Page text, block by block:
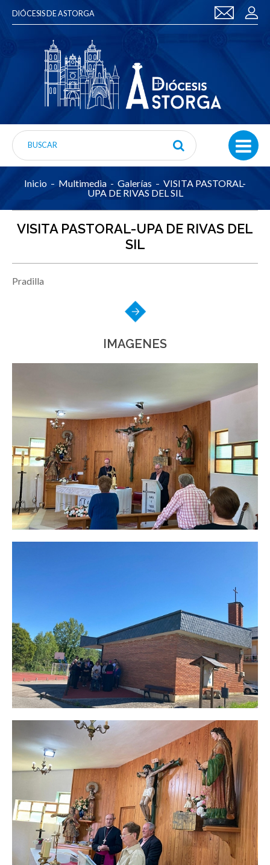
DIÓCESIS DE ASTORGA
Inicio Multimedia Galerías
VISITA PASTORAL-
UPA DE RIVAS DEL SIL
VISITA PASTORAL-UPA DE RIVAS DEL
SIL
Pradilla
IMAGENES